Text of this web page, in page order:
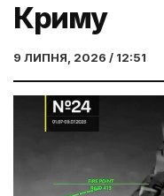
Криму
9 ЛИПНЯ, 2026 / 12:51